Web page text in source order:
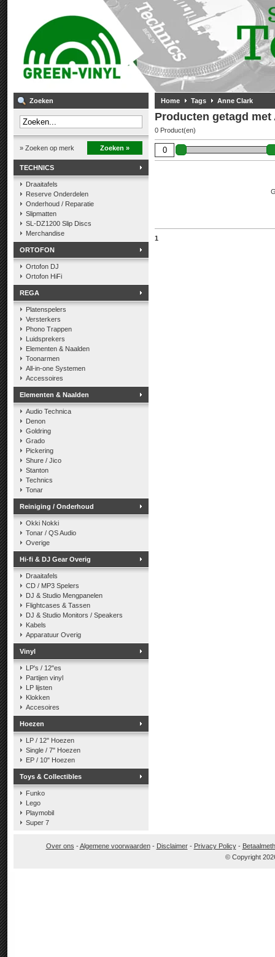
Zoeken
» Zoeken op merk Zoeken »
TECHNICS
Draaitafels
Reserve Onderdelen
Onderhoud / Reparatie
Slipmatten
SL-DZ1200 Slip Discs
Merchandise
ORTOFON
Ortofon DJ
Ortofon HiFi
REGA
Platenspelers
Versterkers
Phono Trappen
Luidsprekers
Elementen & Naalden
Toonarmen
All-in-one Systemen
Accessoires
Elementen & Naalden
Audio Technica
Denon
Goldring
Grado
Pickering
Shure / Jico
Stanton
Technics
Tonar
Reiniging / Onderhoud
Okki Nokki
Tonar / QS Audio
Overige
Hi-fi & DJ Gear Overig
Draaitafels
CD / MP3 Spelers
DJ & Studio Mengpanelen
Flightcases & Tassen
DJ & Studio Monitors / Speakers
Kabels
Apparatuur Overig
Vinyl
LP's / 12"es
Partijen vinyl
LP lijsten
Klokken
Accesoires
Hoezen
LP / 12" Hoezen
Single / 7" Hoezen
EP / 10" Hoezen
Toys & Collectibles
Funko
Lego
Playmobil
Super 7
Home Tags Anne Clark
Producten getagd met
0 Product(en)
1
Over ons -Algemene voorwaarden- Disclaimer- Privacy Policy-
© Copyright